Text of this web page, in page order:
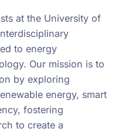
at the University of
to energy
Our mission is to
by exploring
energy, smart
fostering
to create a